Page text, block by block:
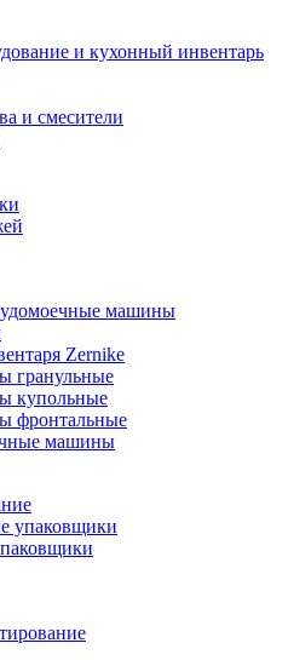
и кухонный инвентарь
и смесители
машины
Zernike
гранульные
купольные
фронтальные
машины
упаковщики